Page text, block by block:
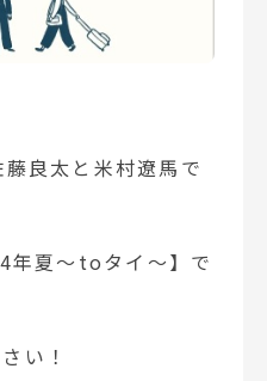
良太と米村遼馬で
年夏～toタイ～】で
い！